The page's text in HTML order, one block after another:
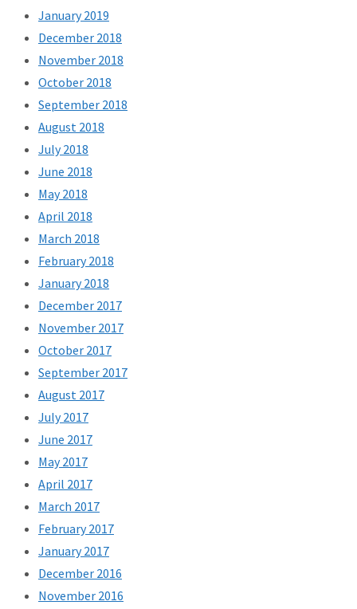
January 2019
December 2018
November 2018
October 2018
September 2018
August 2018
July 2018
June 2018
May 2018
April 2018
March 2018
February 2018
January 2018
December 2017
November 2017
October 2017
September 2017
August 2017
July 2017
June 2017
May 2017
April 2017
March 2017
February 2017
January 2017
December 2016
November 2016